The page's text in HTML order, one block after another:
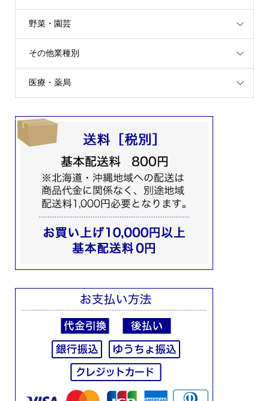
野菜・園芸
その他業種別
医療・薬局